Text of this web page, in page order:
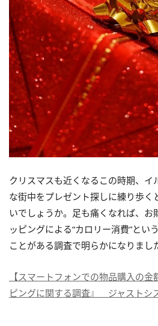
クリスマスも近くなるこの時期、イ
な街中をプレゼント探しに練り歩く
いでしょうか。足も痛くなれば、お
ッピングによる“カロリー消費”とい
ことがある調査で明らかになりまし
【スマートフォンでの物品購入の
ピングに関する調査』 ジャストシ